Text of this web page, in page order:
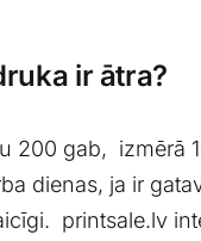
ir ātra?
200 gab, izmērā
dienas, ja ir
printsale.lv